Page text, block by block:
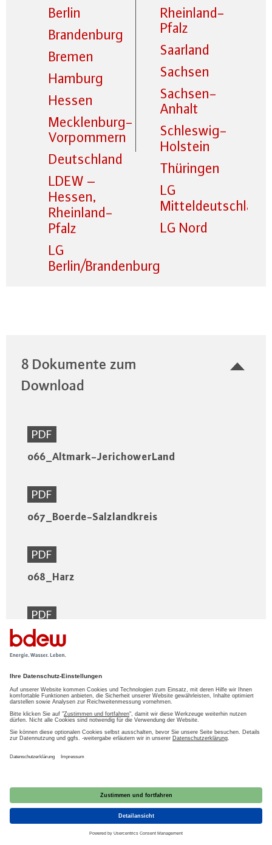
Berlin
Brandenburg
Bremen
Hamburg
Hessen
Mecklenburg-
Vorpommern
Rheinland-
Pfalz
Saarland
Sachsen
Sachsen-
Anhalt
Schleswig-
Holstein
Thüringen
Deutschland
LDEW –
Hessen,
Rheinland-
Pfalz
LG
Berlin/Brandenburg
LG
Mitteldeutschland
LG Nord
8 Dokumente zum
Download
PDF
066_Altmark-JerichowerLand
PDF
067_Boerde-Salzlandkreis
PDF
068_Harz
PDF
069_Magdeburg
PDF
070_Anhalt-Dessau-Wittenberg
PDF
071_Halle
072_Burgenland-Saalekreis